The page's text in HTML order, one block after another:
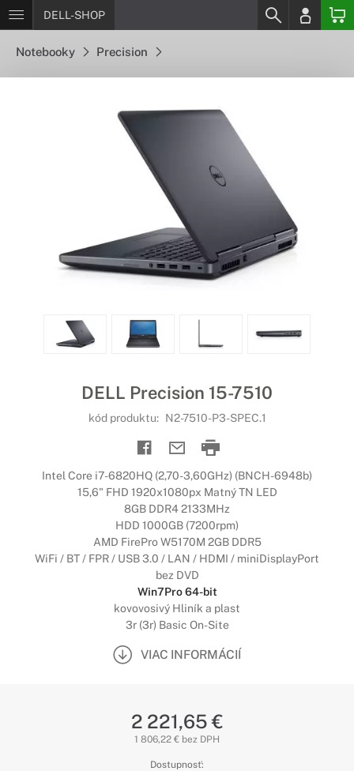
DELL-SHOP
Notebooky Precision
DELL Precision 15-7510
kód produktu: N2-7510-P3-SPEC.1
Intel Core i7-6820HQ (2,70-3,60GHz) (BNCH-6948b)
15,6" FHD 1920x1080px Matný TN LED
8GB DDR4 2133MHz
HDD 1000GB (7200rpm)
AMD FirePro W5170M 2GB DDR5
WiFi / BT / FPR / USB 3.0 / LAN / HDMI / miniDisplayPort
bez DVD
Win7Pro 64-bit
kovovosivý Hliník a plast
3r (3r) Basic On-Site
VIAC INFORMÁCIÍ
2 221,65 €
1 806,22 € bez DPH
Dostupnosť: